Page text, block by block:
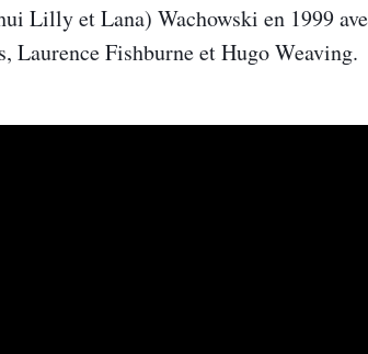
Lilly et Lana) Wachowski en 1999
Laurence Fishburne et Hugo Weaving.